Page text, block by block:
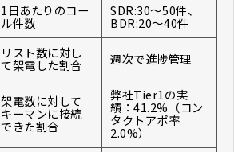
1日あたりのコー
ル件数
SDR:30〜50件、
BDR:20〜40件
リスト数に対し
て架電した割合 週次で進捗管理
架電数に対して
キーマンに接続
できた割合
弊社Tier1の実
績：41.2%（コン
タクトアポ率
2.0%）